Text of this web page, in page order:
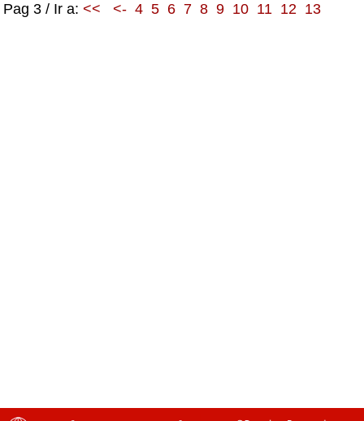
Pag 3 / Ir a: << <- 4 5 6 7 8 9 10 11 12 13